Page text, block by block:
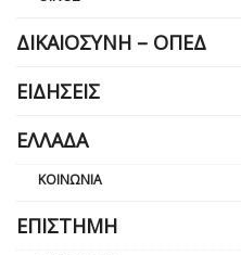
ΔΙΚΑΙΟΣΎΝΗ – ΟΠΕΔ
ΕΙΔΉΣΕΙΣ
ΕΛΛΆΔΑ
ΚΟΙΝΩΝΊΑ
ΕΠΙΣΤΉΜΗ